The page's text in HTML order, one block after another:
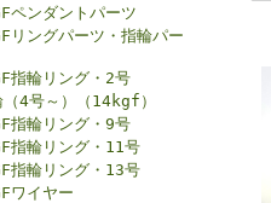
ペンダントパーツ
リングパーツ・指輪パー
指輪リング・2号
4号～）（14kgf）
指輪リング・9号
指輪リング・11号
指輪リング・13号
ワイヤー